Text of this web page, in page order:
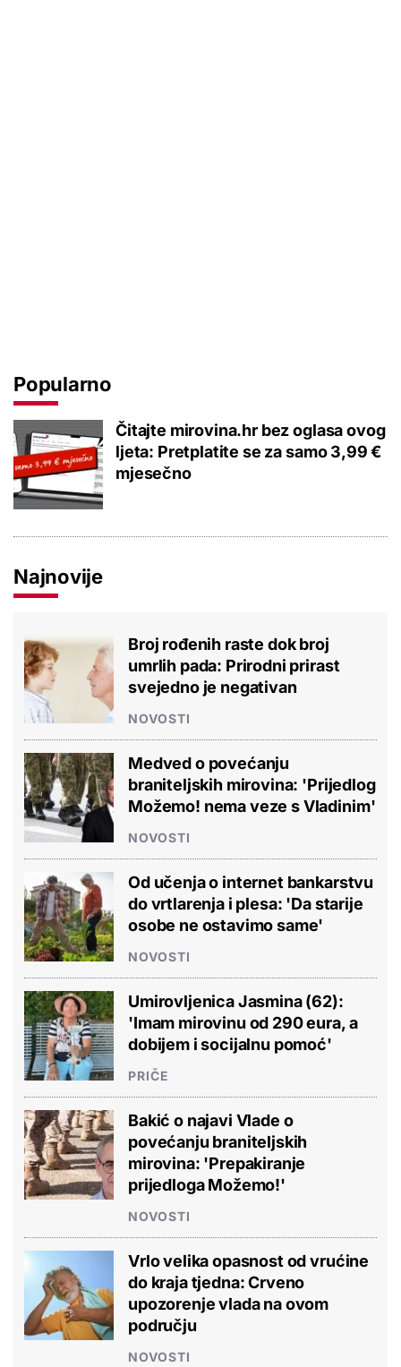
Popularno
Čitajte mirovina.hr bez oglasa ovog
ljeta: Pretplatite se za samo 3,99 €
mjesečno
Najnovije
Broj rođenih raste dok broj
umrlih pada: Prirodni prirast
svejedno je negativan
NOVOSTI
Medved o povećanju
braniteljskih mirovina: 'Prijedlog
Možemo! nema veze s Vladinim'
NOVOSTI
Od učenja o internet bankarstvu
do vrtlarenja i plesa: 'Da starije
osobe ne ostavimo same'
NOVOSTI
Umirovljenica Jasmina (62):
'Imam mirovinu od 290 eura, a
dobijem i socijalnu pomoć'
PRIČE
Bakić o najavi Vlade o
povećanju braniteljskih
mirovina: 'Prepakiranje
prijedloga Možemo!'
NOVOSTI
Vrlo velika opasnost od vrućine
do kraja tjedna: Crveno
upozorenje vlada na ovom
području
NOVOSTI